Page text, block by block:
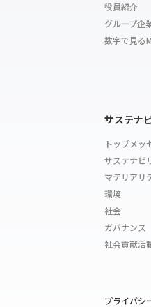
役員紹介
グループ企
数字で見る
サステナ
トップメッ
サステナビ
マテリアリ
環境
社会
ガバナンス
社会貢献活
プライバシ